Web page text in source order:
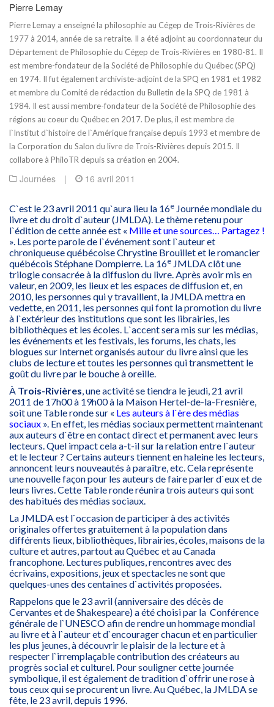
Pierre Lemay
Pierre Lemay a enseigné la philosophie au Cégep de Trois-Rivières de
1977 à 2014, année de sa retraite. Il a été adjoint au coordonnateur du
Département de Philosophie du Cégep de Trois-Rivières en 1980-81. Il
est membre-fondateur de la Société de Philosophie du Québec (SPQ)
en 1974. Il fut également archiviste-adjoint de la SPQ en 1981 et 1982
et membre du Comité de rédaction du Bulletin de la SPQ de 1981 à
1984. Il est aussi membre-fondateur de la Société de Philosophie des
régions au coeur du Québec en 2017. De plus, il est membre de
l`Institut d`histoire de l`Amérique française depuis 1993 et membre de
la Corporation du Salon du livre de Trois-Rivières depuis 2015. Il
collabore à PhiloTR depuis sa création en 2004.
Journées | 16 avril 2011
C`est le 23 avril 2011 qu`aura lieu la 16e Journée mondiale du
livre et du droit d`auteur (JMLDA). Le thème retenu pour
l`édition de cette année est « Mille et une sources… Partagez !
». Les porte parole de l`événement sont l`auteur et
chroniqueuse québécoise Chrystine Brouillet et le romancier
québécois Stéphane Dompierre. La 16e JMLDA clôt une
trilogie consacrée à la diffusion du livre. Après avoir mis en
valeur, en 2009, les lieux et les espaces de diffusion et, en
2010, les personnes qui y travaillent, la JMLDA mettra en
vedette, en 2011, les personnes qui font la promotion du livre
à l`extérieur des institutions que sont les librairies, les
bibliothèques et les écoles. L`accent sera mis sur les médias,
les événements et les festivals, les forums, les chats, les
blogues sur Internet organisés autour du livre ainsi que les
clubs de lecture et toutes les personnes qui transmettent le
goût du livre par le bouche à oreille.
À Trois-Rivières, une activité se tiendra le jeudi, 21 avril
2011 de 17h00 à 19h00 à la Maison Hertel-de-la-Fresnière,
soit une Table ronde sur « Les auteurs à l`ère des médias
sociaux ». En effet, les médias sociaux permettent maintenant
aux auteurs d`être en contact direct et permanent avec leurs
lecteurs. Quel impact cela a-t-il sur la relation entre l`auteur
et le lecteur ? Certains auteurs tiennent en haleine les lecteurs,
annoncent leurs nouveautés à paraître, etc. Cela représente
une nouvelle façon pour les auteurs de faire parler d`eux et de
leurs livres. Cette Table ronde réunira trois auteurs qui sont
des habitués des médias sociaux.
La JMLDA est l`occasion de participer à des activités
originales offertes gratuitement à la population dans
différents lieux, bibliothèques, librairies, écoles, maisons de la
culture et autres, partout au Québec et au Canada
francophone. Lectures publiques, rencontres avec des
écrivains, expositions, jeux et spectacles ne sont que
quelques-unes des centaines d`activités proposées.
Rappelons que le 23 avril (anniversaire des décès de
Cervantes et de Shakespeare) a été choisi par la Conférence
générale de l`UNESCO afin de rendre un hommage mondial
au livre et à l`auteur et d`encourager chacun et en particulier
les plus jeunes, à découvrir le plaisir de la lecture et à
respecter l`irremplaçable contribution des créateurs au
progrès social et culturel. Pour souligner cette journée
symbolique, il est également de tradition d`offrir une rose à
tous ceux qui se procurent un livre. Au Québec, la JMLDA se
fête, le 23 avril, depuis 1996.